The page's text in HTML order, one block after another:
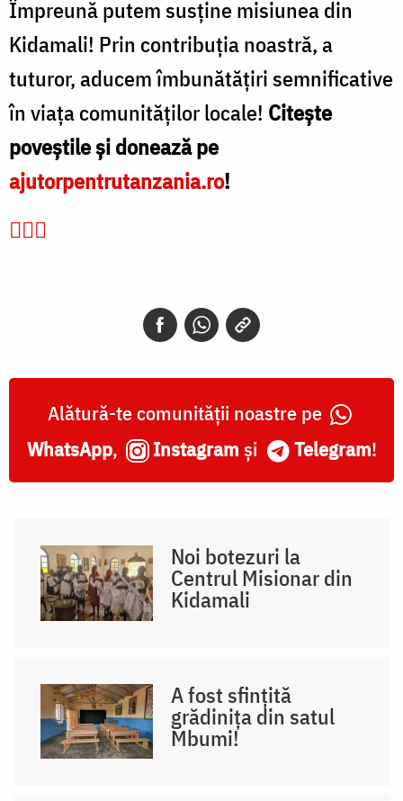
Împreună putem susține misiunea din
Kidamali! Prin contribuția noastră, a
tuturor, aducem îmbunătățiri semnificative
în viața comunităților locale! Citește
poveștile și donează pe
ajutorpentrutanzania.ro!
Alătură-te comunității noastre pe
WhatsApp, Instagram și Telegram!
Noi botezuri la
Centrul Misionar din
Kidamali
A fost sfințită
grădinița din satul
Mbumi!